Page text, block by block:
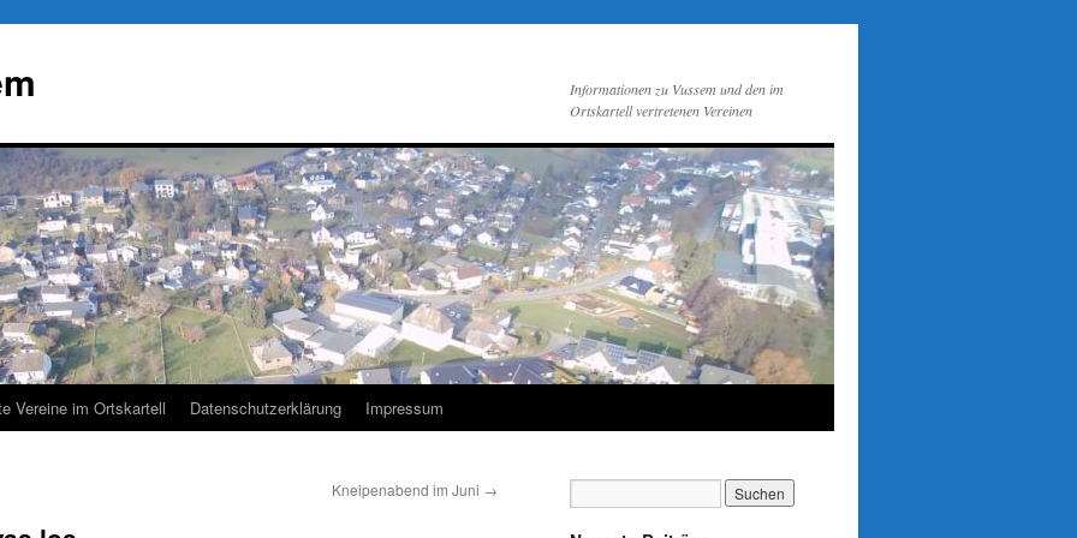
Informationen zu Vussem und den im
Ortskartell vertretenen Vereinen
Vereine im Ortskartell Datenschutzerklärung Impressum
Kneipenabend im Juni →